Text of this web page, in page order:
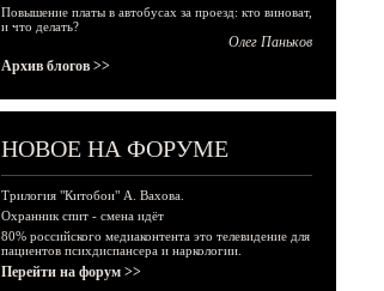
Повышение платы в автобусах за проезд: кто виноват,
и что делать?
Олег Паньков
Архив блогов >>
НОВОЕ НА ФОРУМЕ
Трилогия "Китобои" А. Вахова.
Охранник спит - смена идёт
80% российского медиаконтента это телевидение для
пациентов психдиспансера и наркологии.
Перейти на форум >>